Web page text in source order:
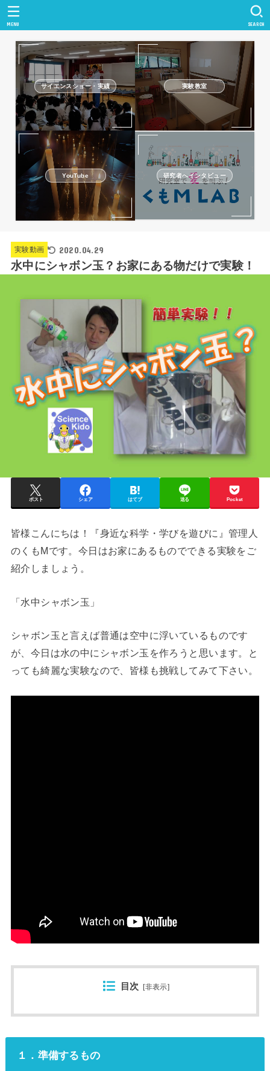
SEARCH
MENU
サイエンスショー・実績 実験教室
YouTube 研究者へインタビュー
実験動画 2020.04.29
水中にシャボン玉？お家にある物だけで実験！
ポスト シェア はてブ 送る Pocket
皆様こんにちは！『身近な科学・学びを遊びに』管理人
のくもMです。今日はお家にあるものでできる実験をご
紹介しましょう。
「水中シャボン玉」
シャボン玉と言えば普通は空中に浮いているものです
が、今日は水の中にシャボン玉を作ろうと思います。と
っても綺麗な実験なので、皆様も挑戦してみて下さい。
目次 [非表示]
１．準備するもの